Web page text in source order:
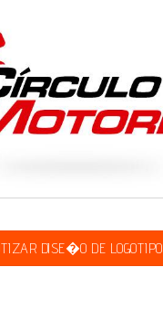
DISE�O DE LOGOTIPO